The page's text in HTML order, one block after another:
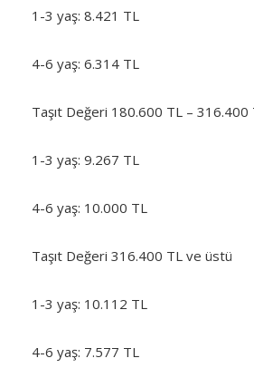
1-3 yaş: 8.421 TL
4-6 yaş: 6.314 TL
Taşıt Değeri 180.600 TL – 316.400
1-3 yaş: 9.267 TL
4-6 yaş: 10.000 TL
Taşıt Değeri 316.400 TL ve üstü
1-3 yaş: 10.112 TL
4-6 yaş: 7.577 TL